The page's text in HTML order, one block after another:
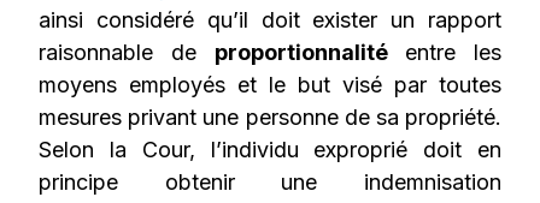
ainsi considéré qu’il doit exister un rapport
raisonnable de proportionnalité entre les
moyens employés et le but visé par toutes
mesures privant une personne de sa propriété.
Selon la Cour, l’individu exproprié doit en
principe obtenir une indemnisation